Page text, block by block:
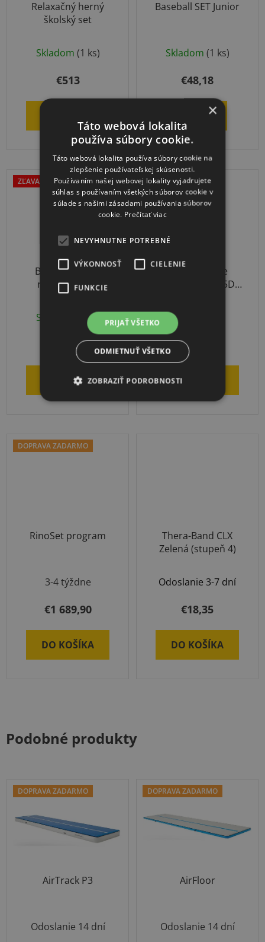
Relaxačný herný
školský set
Skladom (1 ks)
€513
Baseball SET Junior
Skladom (1 ks)
€48,18
DETAIL
ZĽAVA OD 5KS
Badmintonová
raketa School
Skladom (2 ks)
€23,70
DO KOŠÍKA
DOPRAVA ZADARMO
Sport-Thieme
Švédska debna 5D s
3-4 týždne
€1 759
DO KOŠÍKA
DOPRAVA ZADARMO
RinoSet program
3-4 týždne
€1 689,90
DO KOŠÍKA
Thera-Band CLX
Zelená (stupeň 4)
Odoslanie 3-7 dní
€18,35
DO KOŠÍKA
Podobné produkty
DOPRAVA ZADARMO
AirTrack P3
Odoslanie 14 dní
DOPRAVA ZADARMO
AirFloor
Odoslanie 14 dní
×
Táto webová lokalita
používa súbory cookie.
Táto webová lokalita používa súbory cookie na
zlepšenie používateľskej skúsenosti.
Používaním našej webovej lokality vyjadrujete
súhlas s používaním všetkých súborov cookie v
súlade s našimi zásadami používania súborov
cookie. Prečítať viac
NEVYHNUTNE POTREBNÉ
VÝKONNOSŤ CIELENIE
FUNKCIE
PRIJAŤ VŠETKO
ODMIETNUŤ VŠETKO
ZOBRAZIŤ PODROBNOSTI